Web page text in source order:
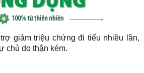
giảm triệu chứng đi tiểu nhiều lần,
chủ do thận kém.